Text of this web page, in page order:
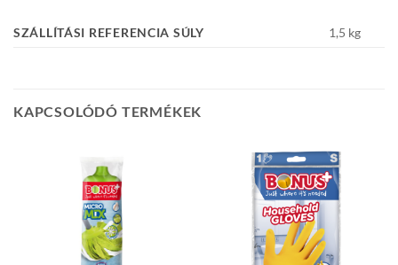
SZÁLLÍTÁSI REFERENCIA SÚLY 1,5 kg
KAPCSOLÓDÓ TERMÉKEK